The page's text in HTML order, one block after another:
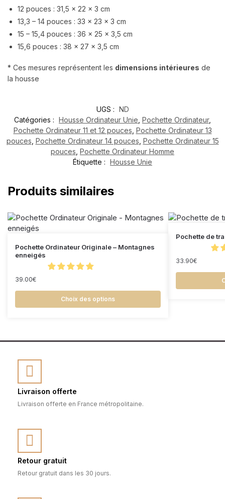
12 pouces : 31,5 x 22 x 3 cm
13,3 – 14 pouces : 33 x 23 x 3 cm
15 – 15,4 pouces : 36 x 25 x 3,5 cm
15,6 pouces : 38 x 27 x 3,5 cm
* Ces mesures représentent les dimensions intérieures de
la housse
UGS : ND
Catégories : Housse Ordinateur Unie Pochette Ordinateur,
Pochette Ordinateur 11 et 12 pouces Pochette Ordinateur 13
pouces Pochette Ordinateur 14 pouces Pochette Ordinateur 15
pouces Pochette Ordinateur Homme
Étiquette : Housse Unie
Produits similaires
Pochette Ordinateur Originale – Montagnes
enneigés
39.00€
Choix des options
Pochette de
33.90€
Livraison offerte
Livraison offerte en France métropolitaine.
Retour gratuit
Retour gratuit dans les 30 jours.